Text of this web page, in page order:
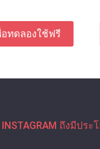
ทดลองใช้ฟรี
ถึงมีประ